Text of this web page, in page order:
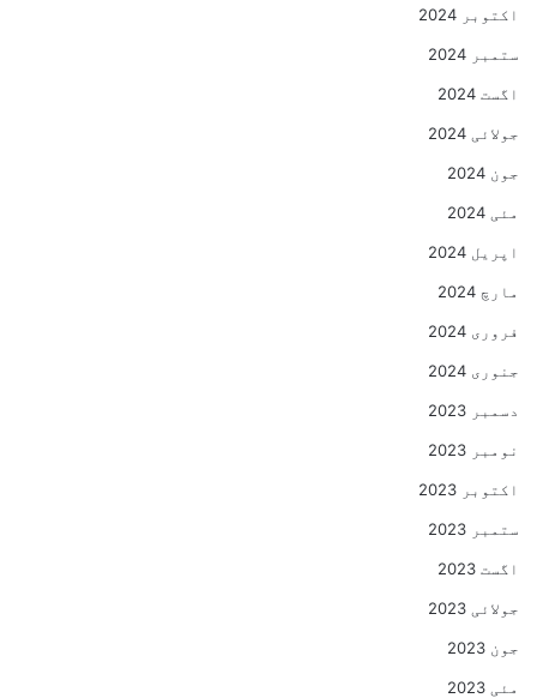
اکتوبر 2024
ستمبر 2024
اگست 2024
جولائی 2024
جون 2024
مئی 2024
اپریل 2024
مارچ 2024
فروری 2024
جنوری 2024
دسمبر 2023
نومبر 2023
اکتوبر 2023
ستمبر 2023
اگست 2023
جولائی 2023
جون 2023
مئی 2023